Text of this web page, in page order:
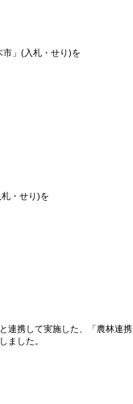
市」(入札・せり)を
・せり)を
連携して実施した、「農林連携
ました。